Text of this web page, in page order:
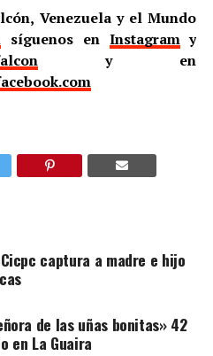
Venezuela y el Mundo
síguenos en Instagramy
y en
captura a madre e hijo
de las uñas bonitas» 42
en La Guaira